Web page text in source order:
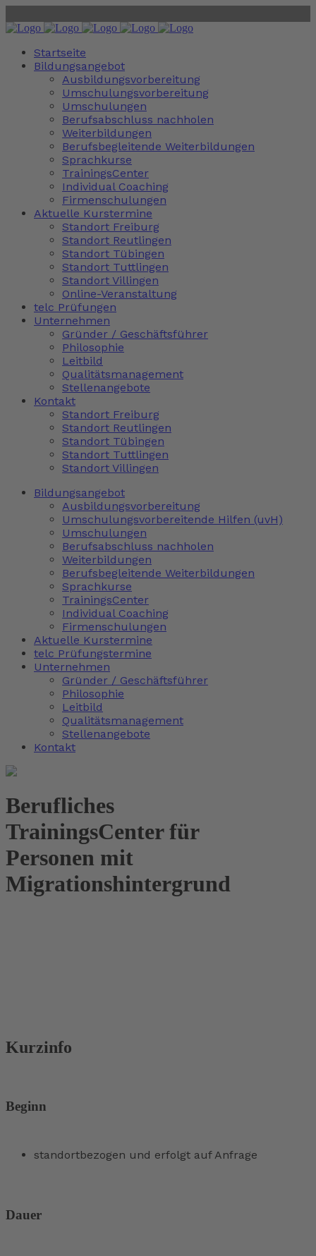
Startseite
Bildungsangebot
Ausbildungsvorbereitung
Umschulungsvorbereitung
Umschulungen
Berufsabschluss nachholen
Weiterbildungen
Berufsbegleitende Weiterbildungen
Sprachkurse
TrainingsCenter
Individual Coaching
Firmenschulungen
Aktuelle Kurstermine
Standort Freiburg
Standort Reutlingen
Standort Tübingen
Standort Tuttlingen
Standort Villingen
Online-Veranstaltung
telc Prüfungen
Unternehmen
Gründer / Geschäftsführer
Philosophie
Leitbild
Qualitätsmanagement
Stellenangebote
Kontakt
Standort Freiburg
Standort Reutlingen
Standort Tübingen
Standort Tuttlingen
Standort Villingen
Bildungsangebot
Ausbildungsvorbereitung
Umschulungsvorbereitende Hilfen (uvH)
Umschulungen
Berufsabschluss nachholen
Weiterbildungen
Berufsbegleitende Weiterbildungen
Sprachkurse
TrainingsCenter
Individual Coaching
Firmenschulungen
Aktuelle Kurstermine
telc Prüfungstermine
Unternehmen
Gründer / Geschäftsführer
Philosophie
Leitbild
Qualitätsmanagement
Stellenangebote
Kontakt
Berufliches
TrainingsCenter für
Personen mit
Migrationshintergrund
Kurzinfo
Beginn
standortbezogen und erfolgt auf Anfrage
Dauer